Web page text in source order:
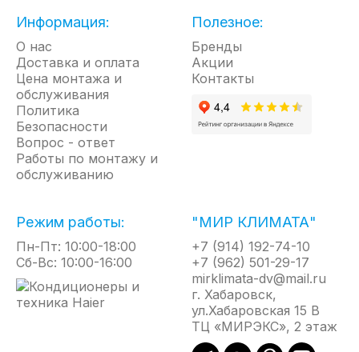
Отличительные свойства:
Мощность обогрева 15 кВт
Объем отапливаемого помещения 400 м³
Мощный направленный поток горячего
воздуха
Высокий уровень КПД, близкий к 100%
Бездымное сгорание топлива
Удобный и надежный пьезорозжиг
Удобная ручка для транспортировки
Армированный газовый шланг 2 м с
редуктором давления в комплекте
Долговечное антикоррозийное покрытие
корпуса
Автоматическое прекращение подачи газа
Информация:
О нас
Доставка и оплата
Цена монтажа и
обслуживания
Политика
Безопасности
Вопрос - ответ
Работы по монтажу и
обслуживанию
Полезное:
Бренды
Акции
Контакты
Режим работы:
Пн-Пт: 10:00-18:00
Сб-Вс: 10:00-16:00
"МИР КЛИМАТА"
+7 (914) 192-74-10
+7 (962) 501-29-17
mirklimata-dv@mail.ru
г. Хабаровск,
ул.Хабаровская 15 В
ТЦ «МИРЭКС», 2 этаж